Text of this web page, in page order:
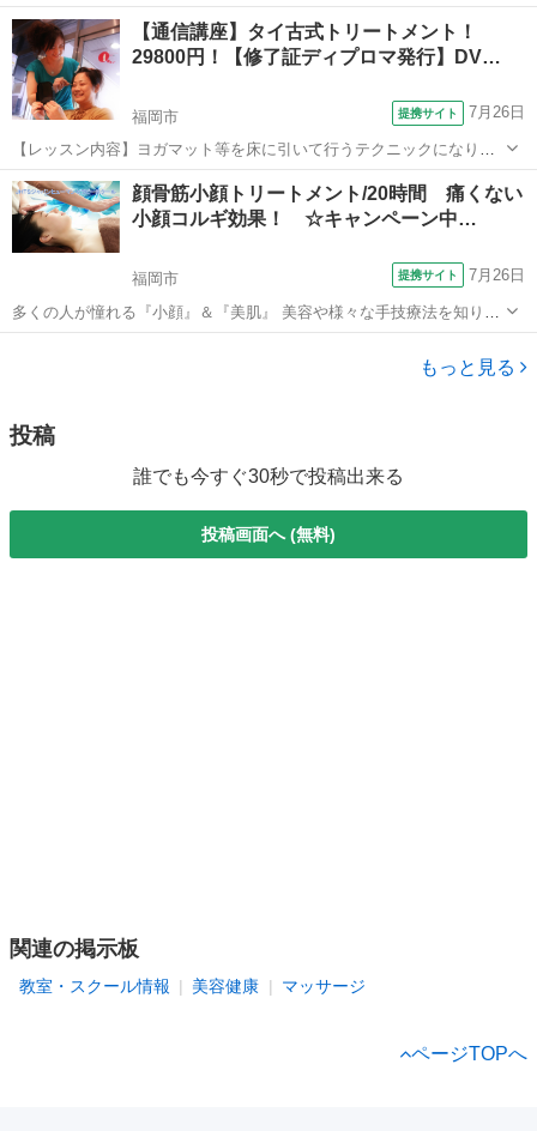
ための専門的なリンパケア技術です。 妊娠期はホルモンバランスの変
化により、むくみ・肩こり・腰の負担・疲労感など、さまざまなマイ
ナートラブルが起こりやすくなります...
福岡 朝倉市 マッサージ
【通信講座】タイ古式トリートメント！
29800円！【修了証ディプロマ発行】DV…
福岡市 提携サイト 7月26日
【レッスン内容】ヨガマット等を床に引いて行うテクニックになりま
す。レッスンは学科と実技を行います。お客様は洋服を脱がずそのま
ま行います。お客様へ圧をゆっくり加えながら押していくテクニック
と、ヨガの要素を兼ね備えたストレッチを...
福岡 福岡市 マッサージ
顔骨筋小顔トリートメント/20時間 痛くない
小顔コルギ効果！ ☆キャンペーン中…
福岡市 提携サイト 7月26日
多くの人が憧れる『小顔』＆『美肌』 美容や様々な手技療法を知り尽
くした江藤講師が考案したフェイシャルのプロフェッショナル育成講
もっと見る
投稿
誰でも今すぐ30秒で投稿出来る
投稿画面へ (無料)
関連の掲示板
教室・スクール情報 美容健康 マッサージ
ページTOPへ